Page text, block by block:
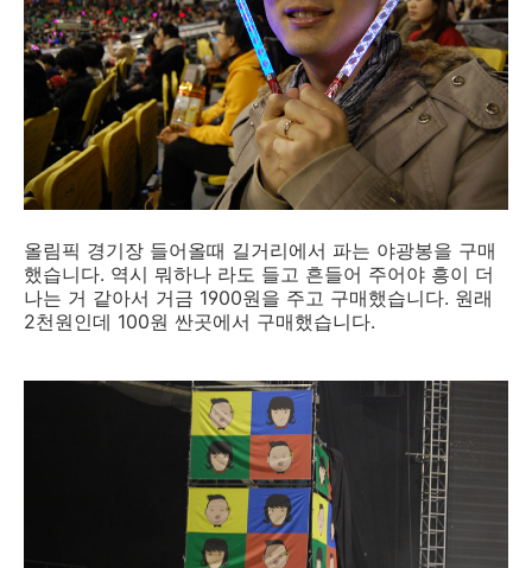
올림픽 경기장 들어올때 길거리에서 파는 야광봉을 구매
했습니다. 역시 뭐하나 라도 들고 흔들어 주어야 흥이 더
나는 거 같아서 거금 1900원을 주고 구매했습니다. 원래
2천원인데 100원 싼곳에서 구매했습니다.